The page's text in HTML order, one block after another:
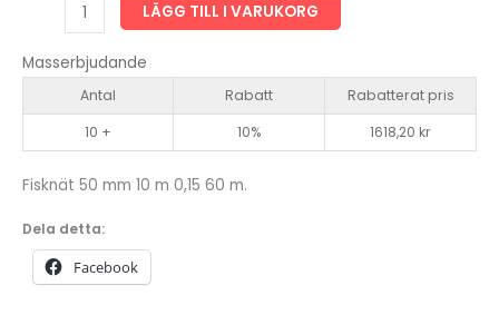
50x10.0x0.15/60
m
dubbelteln
mängd
LÄGG TILL I VARUKORG
Masserbjudande
Antal Rabatt
Rabatterat pris
10 +
10% 1618,20 kr
Fisknät 50 mm 10 m 0,15 60 m.
Dela detta:
Facebook